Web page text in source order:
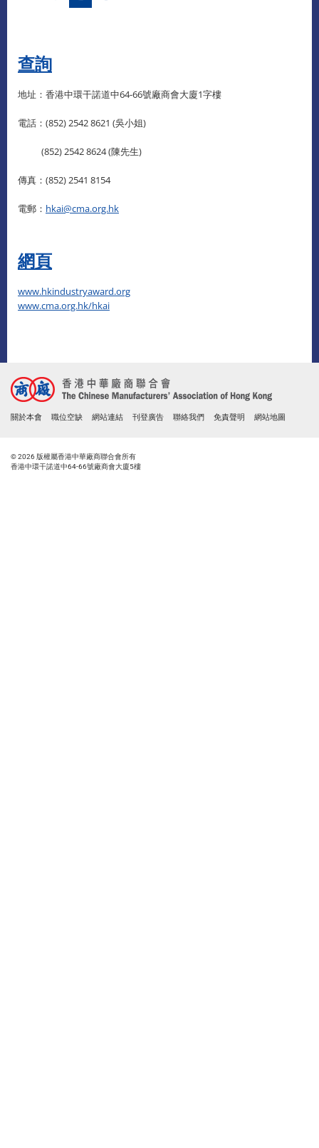
查詢​
地址：香港中環干諾道中64-66號廠商會大廈1字樓
電話：(852) 2542 8621 (吳小姐)
(852) 2542 8624 (陳先生)
傳真：(852) 2541 8154
電郵： hkai@cma.org.hk
網頁
www.hkindustryaward.org
www.cma.org.hk/hkai
關於本會 職位空缺 網站連結 刊登廣告 聯絡我們 免責聲明 網站地圖
© 2026 版權屬香港中華廠商聯合會所有
香港中環干諾道中64-66號廠商會大廈5樓